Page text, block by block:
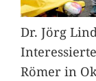
Dr. Jörg
Römer in